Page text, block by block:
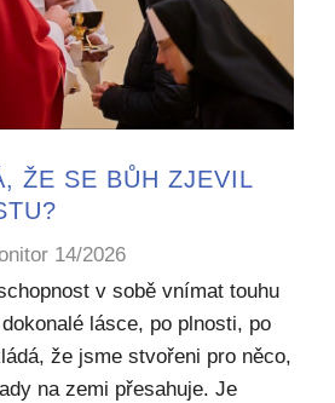
ŽE SE BŮH ZJEVIL
14/2026
v sobě vnímat touhu
lásce, po plnosti, po
že jsme stvořeni pro něco,
na zemi přesahuje. Je